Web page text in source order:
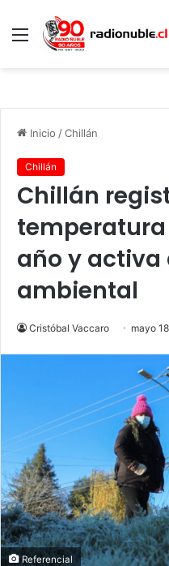
Menú
Inicio /Chillán
Chillán
Chillán
año y activa
ambiental
Cristóbal Vaccaro mayo
Referencial